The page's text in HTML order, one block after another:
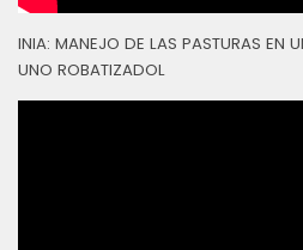
INIA: MANEJO DE LAS PASTURAS EN
UNO ROBATIZADOL